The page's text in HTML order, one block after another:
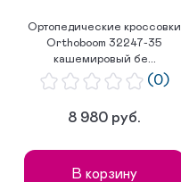
Ортопедические кроссовки
Orthoboom 32247-35
кашемировый бе...
(0)
8 980 руб.
В корзину